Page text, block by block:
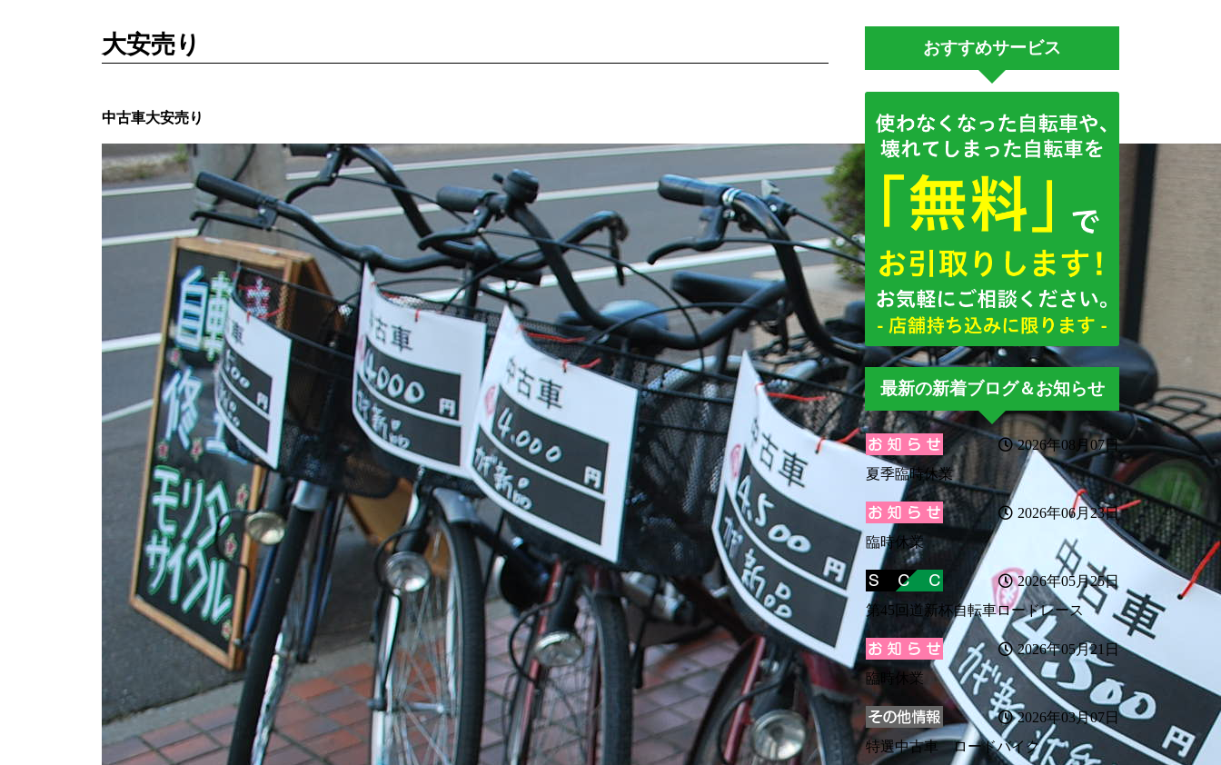
大安売り
中古車大安売り
おすすめサービス
最新の新着ブログ＆お知らせ
2026年08月07日
夏季臨時休業
2026年06月23日
臨時休業
2026年05月25日
第45回道新杯自転車ロードレース
2026年05月21日
臨時休業
2026年03月07日
特選中古車 ロードバイク